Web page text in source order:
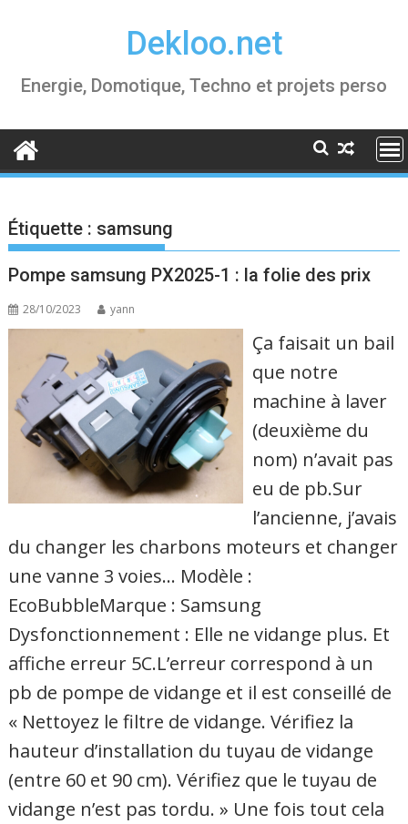
Dekloo.net
Energie, Domotique, Techno et projets perso
Étiquette : samsung
Pompe samsung PX2025-1 : la folie des prix
28/10/2023 yann
Ça faisait un bail
que notre
machine à laver
(deuxième du
nom) n’avait pas
eu de pb.Sur
l’ancienne, j’avais
du changer les charbons moteurs et changer
une vanne 3 voies… Modèle :
EcoBubbleMarque : Samsung
Dysfonctionnement : Elle ne vidange plus. Et
affiche erreur 5C.L’erreur correspond à un
pb de pompe de vidange et il est conseillé de
« Nettoyez le filtre de vidange. Vérifiez la
hauteur d’installation du tuyau de vidange
(entre 60 et 90 cm). Vérifiez que le tuyau de
vidange n’est pas tordu. » Une fois tout cela